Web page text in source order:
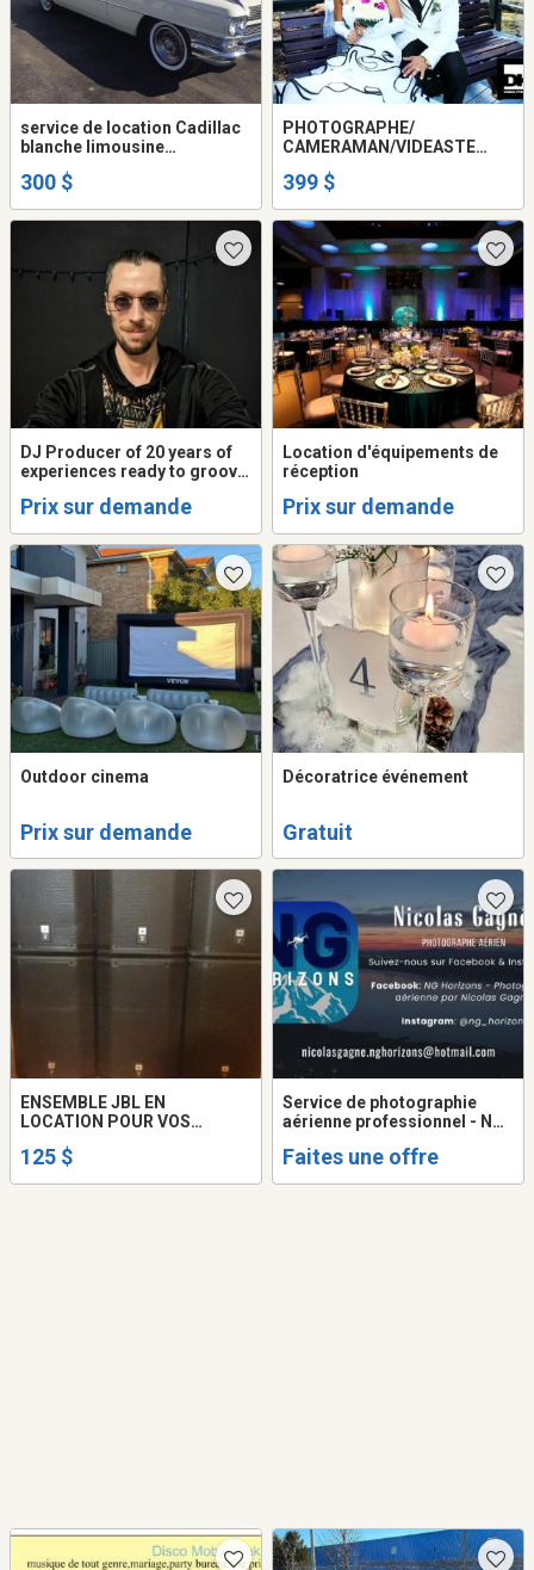
service de location Cadillac
blanche limousine
antique vintage mariage
300 $
PHOTOGRAPHE/
CAMERAMAN/VIDEASTE
MONTAGE VIDÉO/PUB ET
399 $
DJ Producer of 20 years of
experiences ready to groove
wedding.
Prix sur demande
Location d'équipements de
réception
Prix sur demande
Outdoor cinema
Prix sur demande
Décoratrice événement
Gratuit
ENSEMBLE JBL EN
LOCATION POUR VOS
125 $
Service de photographie
aérienne professionnel - NG
Faites une offre